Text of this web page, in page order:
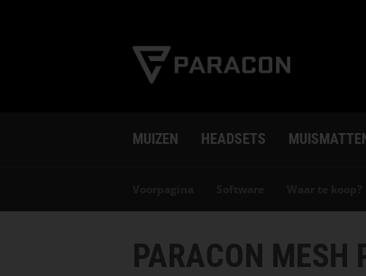
MUIZEN HEADSETS
PARACON MESH